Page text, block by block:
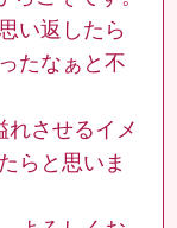
い返したら
たなぁと不
れさせるイメ
らと思いま